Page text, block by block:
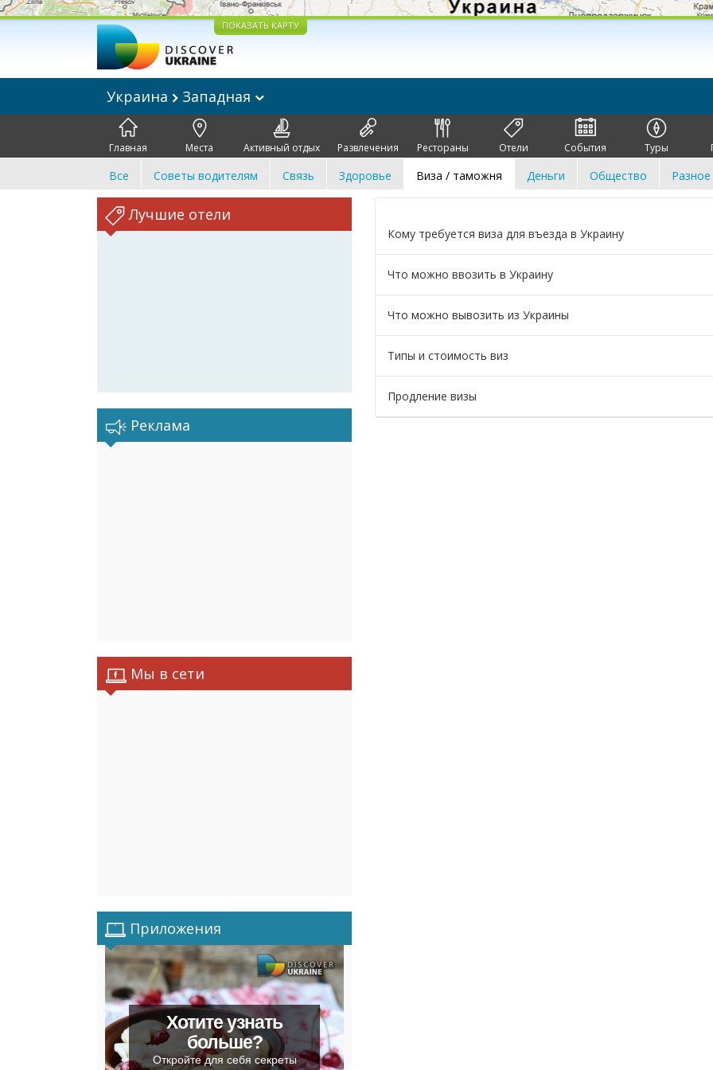
ПОКАЗАТЬ КАРТУ
Украина Западная
Главная Места Активный отдых Развлечения Рестораны Отели События Туры
Все Советы водителям Связь Здоровье Виза / таможня Деньги Общество Разное
Лучшие отели
Реклама
Мы в сети
Приложения
Хотите узнать
больше?
Откройте для себя секреты
Кому требуется виза для въезда в Украину
Что можно ввозить в Украину
Что можно вывозить из Украины
Типы и стоимость виз
Продление визы